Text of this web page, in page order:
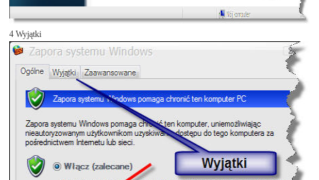
4 Wyjątki